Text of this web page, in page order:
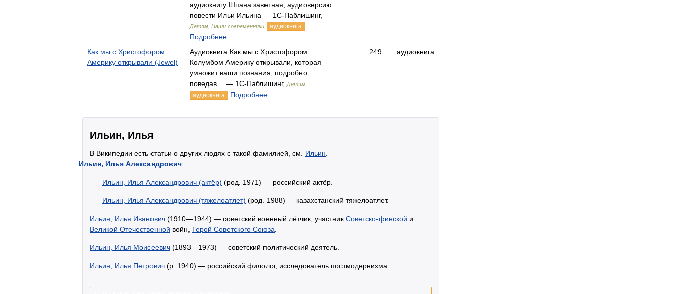
аудиокнигу Шпана заветная, аудиоверсию
повести Ильи Ильина — 1С-Паблишинг,
Детям, Наши современники аудиокнига
Подробнее...
Как мы с Христофором
Америку открывали (Jewel)
Аудиокнига Как мы с Христофором
Колумбом Америку открывали, которая
умножит ваши познания, подробно
поведав… — 1С-Паблишинг, Детям
аудиокнига Подробнее...
249 аудиокнига
Ильин, Илья
В Википедии есть статьи о других людях с такой фамилией, см. Ильин
Ильин, Илья Александрович:
Ильин, Илья Александрович (актёр) (род. 1971) — российский актёр.
Ильин, Илья Александрович (тяжелоатлет) (род. 1988) — казахстанский тяжелоатлет.
Ильин, Илья Иванович (1910—1944) — советский военный лётчик, участник Советско-финской и
Великой Отечественной войн, Герой Советского Союза
Ильин, Илья Моисеевич (1893—1973) — советский политический деятель.
Ильин, Илья Петрович (р. 1940) — российский филолог, исследователь постмодернизма.